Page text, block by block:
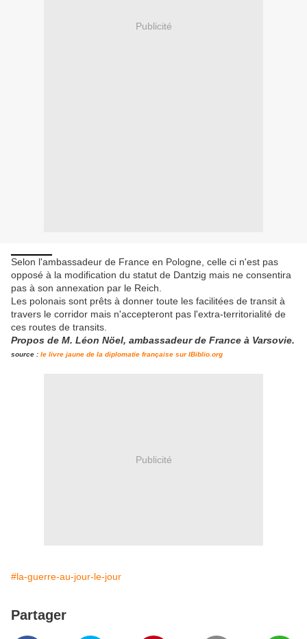
Publicité
Selon l'ambassadeur de France en Pologne, celle ci n'est pas
opposé à la modification du statut de Dantzig mais ne consentira
pas à son annexation par le Reich.
Les polonais sont prêts à donner toute les facilitées de transit à
travers le corridor mais n'accepteront pas l'extra-territorialité de
ces routes de transits.
Propos de M. Léon Nöel, ambassadeur de France à Varsovie.
source : le livre jaune de la diplomatie française sur IBiblio.org
Publicité
#la-guerre-au-jour-le-jour
Partager